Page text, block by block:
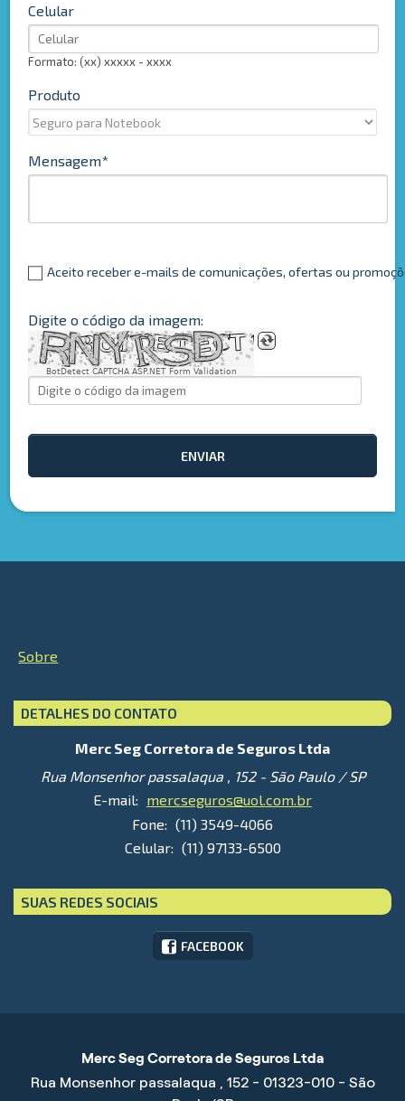
Celular
Formato: (xx) xxxxx - xxxx
Produto
Mensagem
Aceito receber e-mails de comunicações, ofertas ou
Digite o código da imagem:
BotDetect CAPTCHA ASP.NET Form Validation
ENVIAR
Sobre
DETALHES DO CONTATO
Merc Seg Corretora de Seguros Ltda
Rua Monsenhor passalaqua , 152 - São Paulo / SP
E-mail: mercseguros@uol.com.br
Fone: (11) 3549-4066
Celular: (11) 97133-6500
SUAS REDES SOCIAIS
FACEBOOK
Merc Seg Corretora de Seguros Ltda
Rua Monsenhor passalaqua , 152 - 01323-010 - São